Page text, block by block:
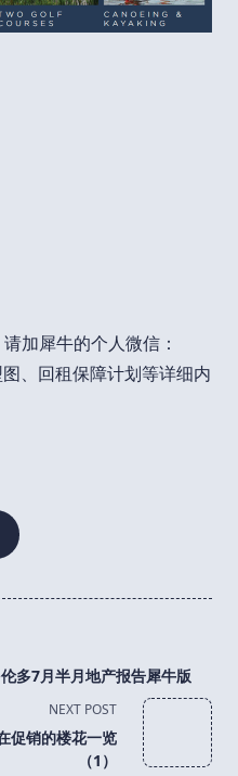
加犀牛的个人微信：
、回租保障计划等详细内
多7月半月地产报告犀牛版
NEXT POST
促销的楼花一览
（1）